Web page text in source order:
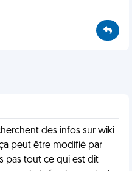
des infos sur wiki
peut être modifié par
pas tout ce qui est dit